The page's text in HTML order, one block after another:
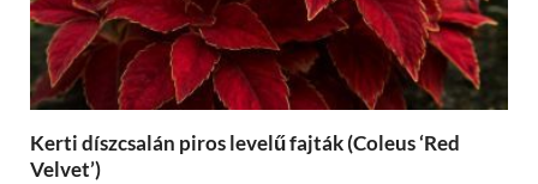
Kerti díszcsalán piros levelű fajták (Coleus ‘Red
Velvet’)